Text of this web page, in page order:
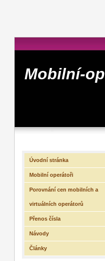
Mobilní-
Úvodní stránka
Mobilní operátoři
Porovnání cen mobilních a
virtuálních operátorů
Přenos čísla
Návody
Články